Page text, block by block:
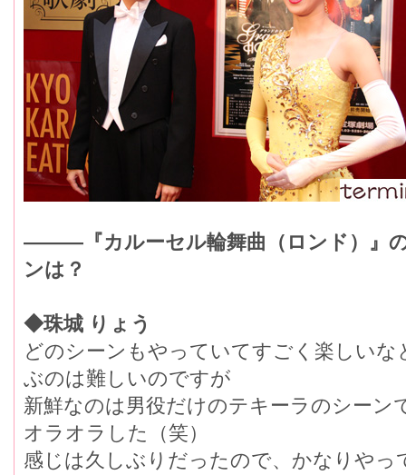
―――『カルーセル輪舞曲（ロンド）』
ンは？
◆珠城 りょう
どのシーンもやっていてすごく楽しい
ぶのは難しいのですが
新鮮なのは男役だけのテキーラのシーン
オラオラした（笑）
感じは久しぶりだったので、かなりや